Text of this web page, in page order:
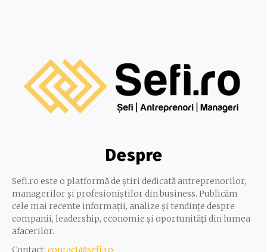
Despre
Sefi.ro este o platformă de știri dedicată antreprenorilor,
managerilor și profesioniștilor din business. Publicăm
cele mai recente informații, analize și tendințe despre
companii, leadership, economie și oportunități din lumea
afacerilor.
Contact: contact@sefi.ro